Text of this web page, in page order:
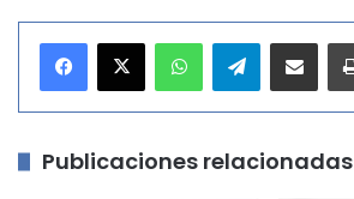
Telegram
Publicaciones relacionadas